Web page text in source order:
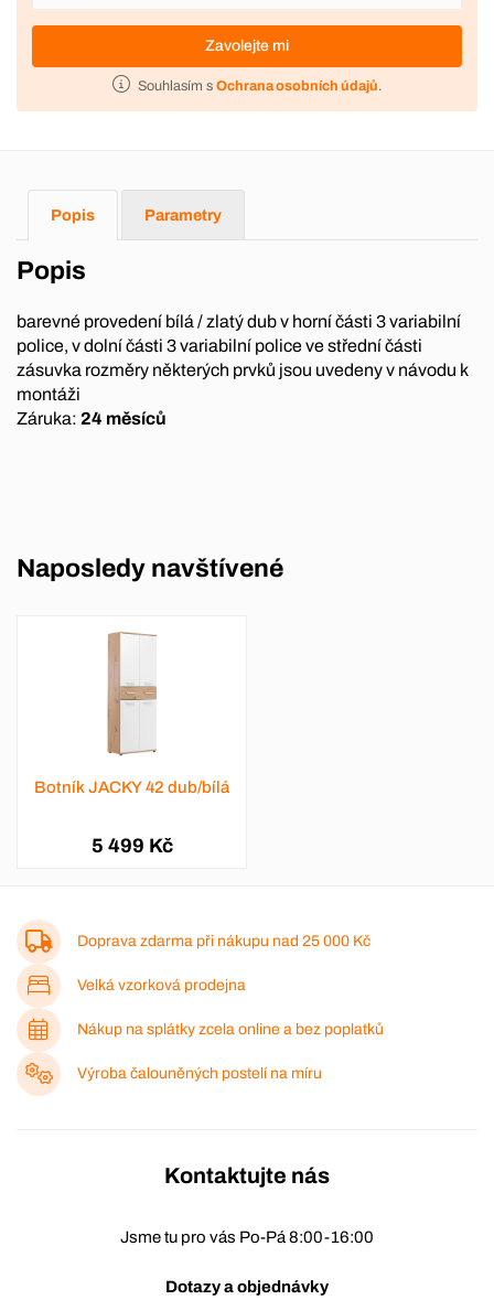
Zavolejte mi
Souhlasím s Ochrana osobních údajů.
Popis Parametry
Popis
barevné provedení bílá / zlatý dub v horní části 3 variabilní
police, v dolní části 3 variabilní police ve střední části
zásuvka rozměry některých prvků jsou uvedeny v návodu k
montáži
Záruka: 24 měsíců
Naposledy navštívené
Botník JACKY 42 dub/bílá
5 499 Kč
Doprava zdarma při nákupu nad 25 000 Kč
Velká vzorková prodejna
Nákup na splátky zcela online a bez poplatků
Výroba čalouněných postelí na míru
Kontaktujte nás
Jsme tu pro vás Po-Pá 8:00-16:00
Dotazy a objednávky